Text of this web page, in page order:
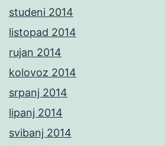
studeni 2014
listopad 2014
rujan 2014
kolovoz 2014
srpanj 2014
lipanj 2014
svibanj 2014